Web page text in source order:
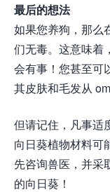
最后的想法
如果您养狗，那么
们无毒。这意味着
会有事！您甚至可
其皮肤和毛发从
但请记住，凡事适
向日葵植物材料可
先咨询兽医，并采
的向日葵！